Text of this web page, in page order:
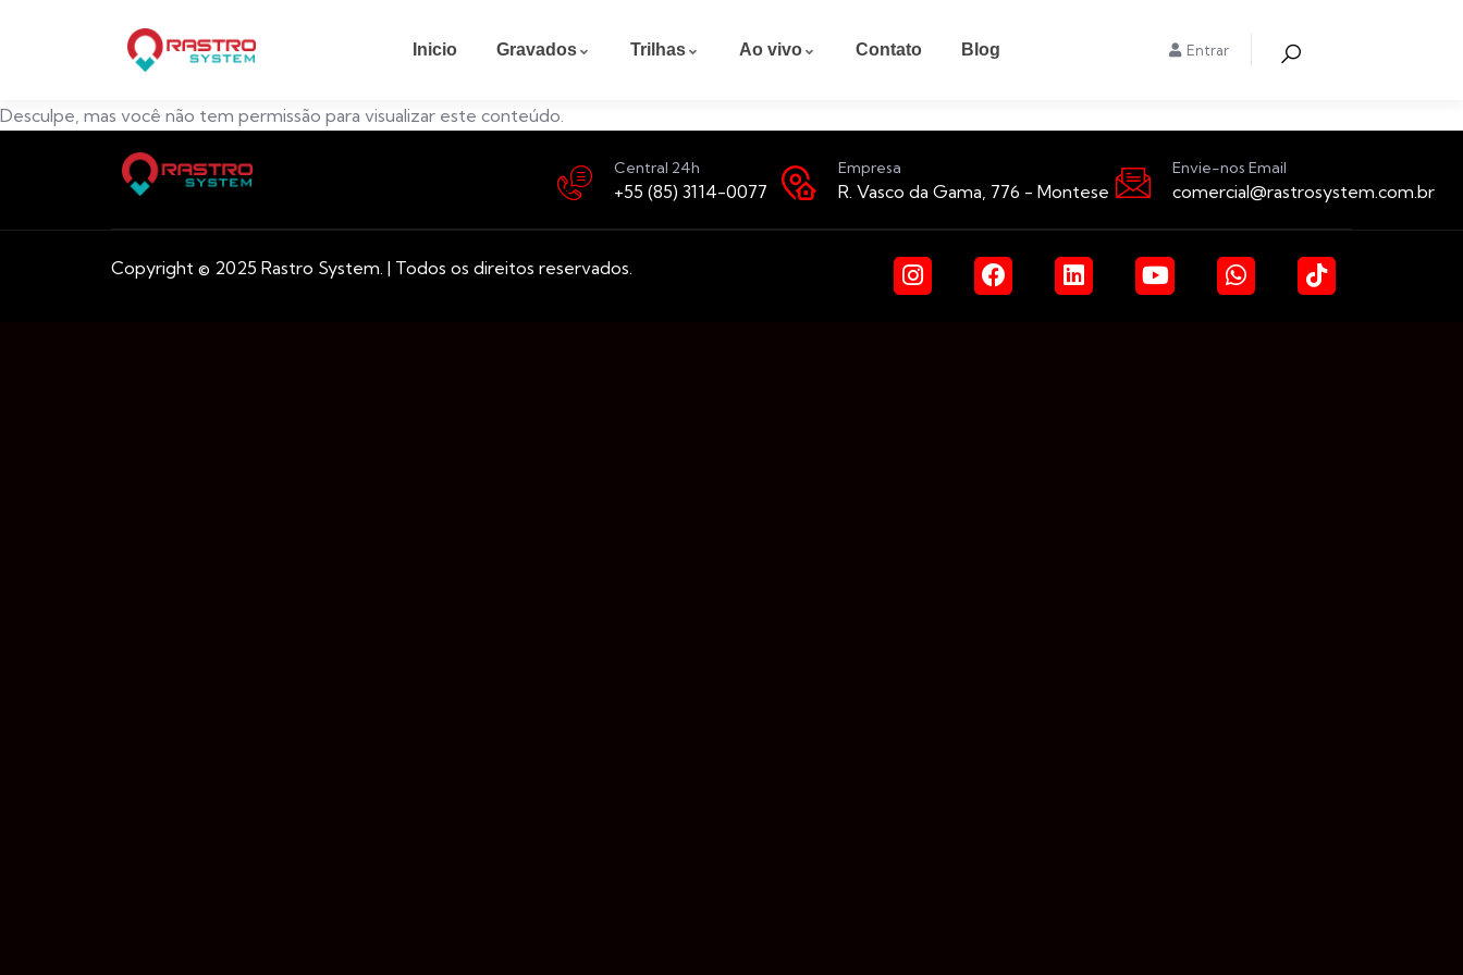
Inicio Gravados Trilhas Ao vivo Contato Blog Entrar
Desculpe, mas você não tem permissão para visualizar este conteúdo.
Central 24h
+55 (85) 3114-0077
Empresa
R. Vasco da Gama, 776 - Montese
Envie-nos Email
comercial@rastrosystem.com.br
Copyright © 2025 Rastro System. | Todos os direitos reservados.